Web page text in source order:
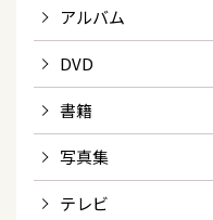
アルバム
DVD
書籍
写真集
テレビ